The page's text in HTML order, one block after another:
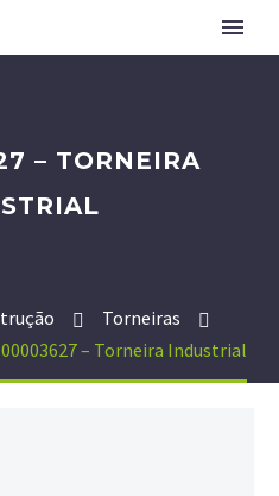
– TORNEIRA
Torneiras
– Torneira Industrial